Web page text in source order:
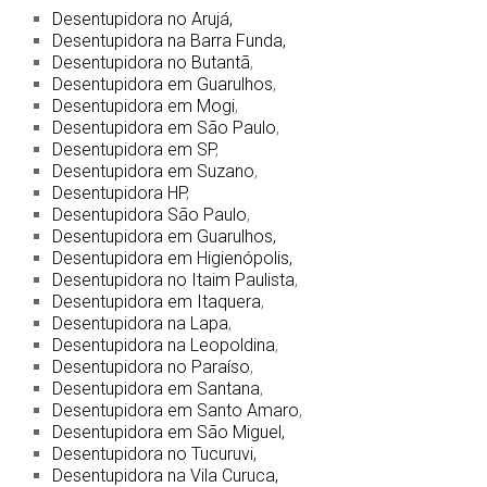
Desentupidora no Arujá,
Desentupidora na Barra Funda,
Desentupidora no Butantã,
Desentupidora em Guarulhos,
Desentupidora em Mogi,
Desentupidora em São Paulo,
Desentupidora em SP,
Desentupidora em Suzano,
Desentupidora HP,
Desentupidora São Paulo,
Desentupidora em Guarulhos,
Desentupidora em Higienópolis,
Desentupidora no Itaim Paulista,
Desentupidora em Itaquera,
Desentupidora na Lapa,
Desentupidora na Leopoldina,
Desentupidora no Paraíso,
Desentupidora em Santana,
Desentupidora em Santo Amaro,
Desentupidora em São Miguel,
Desentupidora no Tucuruvi,
Desentupidora na Vila Curuca,